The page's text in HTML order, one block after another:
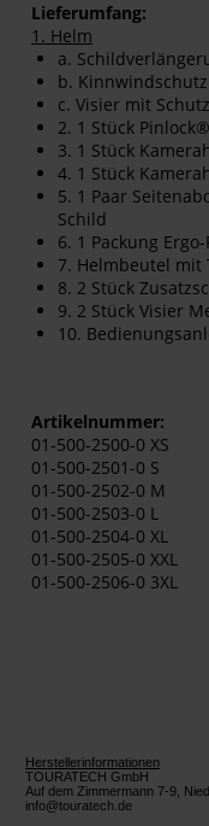
Lieferumfang:
1. Helm
a.
b.
c. Visier mit
2. 1 Stück
3. 1 Stück
4. 1 Stück
5. 1 Paar
Schild
6. 1 Packung
7. Helmbeutel mit
8. 2 Stück
9. 2 Stück Visier
10.
Artikelnummer:
01-500-2500-0 XS
01-500-2501-0 S
01-500-2502-0 M
01-500-2503-0 L
01-500-2504-0 XL
01-500-2505-0 XXL
01-500-2506-0 3XL
Herstellerinformationen
TOURATECH GmbH
Auf dem Zimmermann 7-9,
info@touratech.de